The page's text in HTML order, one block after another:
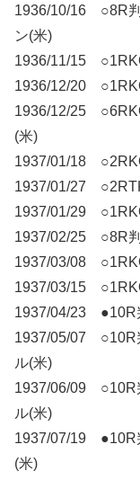
1936/10/16 ○8R
ン(米)
1936/11/15
1936/12/20
1936/12/25
(米)
1937/01/18
1937/01/27
1937/01/29
1937/02/25 ○8R
1937/03/08
1937/03/15
1937/04/23 ●10R
1937/05/07 ○10R
ル(米)
1937/06/09 ○10R
ル(米)
1937/07/19 ●10R
(米)